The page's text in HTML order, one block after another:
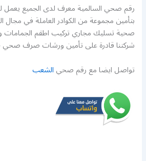
رقم صحي السالمية معرف لدى الجميع يعمل
بتأمين مجموعة من الكوادر العاملة في
صحية تسليك مجاري تركيب اطقم الجمامات
شركتنا قادرة على تأمين ورشات صرف
تواصل ايضا مع رقم صحيالشعب